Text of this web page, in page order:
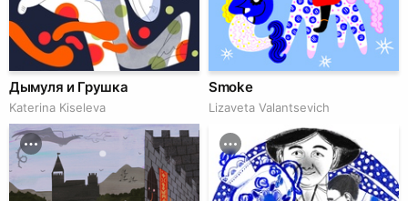
Дымуля и Грушка
Katerina Kiseleva
Smoke
Lizaveta Valantsevich